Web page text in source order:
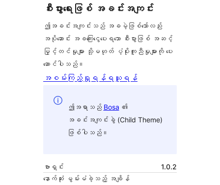
စီးပွားရေးဖြစ် အခင်းအကျင်း
ဤအခင်းအကျင်းသည် အခမဲ့ဖြစ်သော်လည်း
အပိုဆောင်း အခကြေးငွေပေးရသော စီးပွားဖြစ် အဆင့်
မြှင့်တင်မှုများ သို့မဟုတ် ပံ့ပိုးကူညီမှုများကို ပေး
ဆောင်ပါသည်။
အစမ်းကြည့်ရှုရန် ရယူရန်
ဤအရာသည် Bosa ၏
အခင်းအကျင်းခွဲ (Child Theme)
ဖြစ်ပါသည်။
ဗားရှင်း
1.0.2
နောက်ဆုံး မွမ်းမံခဲ့သည့် အချိန်